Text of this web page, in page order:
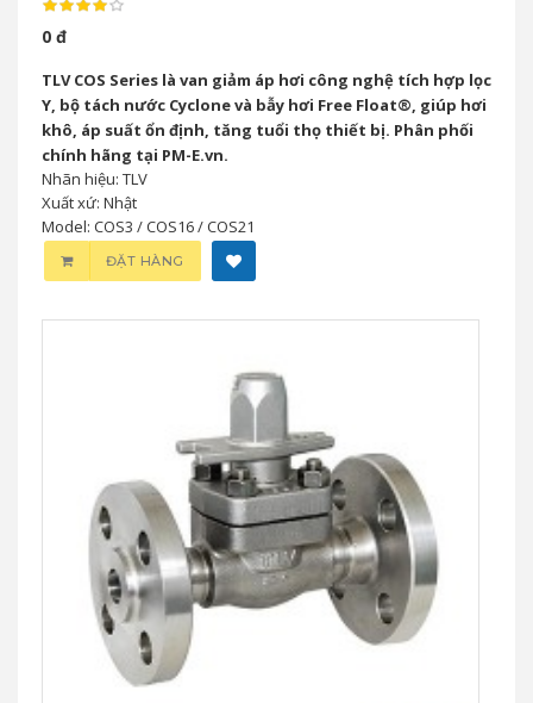
0 đ
TLV COS Series là van giảm áp hơi công nghệ tích hợp lọc
Y, bộ tách nước Cyclone và bẫy hơi Free Float®, giúp hơi
khô, áp suất ổn định, tăng tuổi thọ thiết bị. Phân phối
chính hãng tại PM-E.vn.
Nhãn hiệu: TLV
Xuất xứ: Nhật
Model: COS3 / COS16 / COS21
ĐẶT HÀNG